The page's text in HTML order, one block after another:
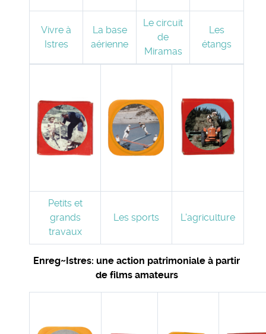
Vivre à
Istres
La base
aérienne
Le circuit
de
Miramas
Les
étangs
Petits et
grands
travaux
Les sports L'agriculture
Enreg~Istres: une action patrimoniale à partir
de films amateurs